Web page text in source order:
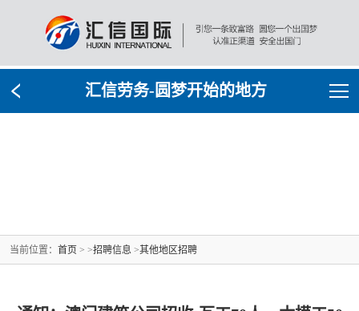
汇信劳务-圆梦开始的地方
当前位置： 首页 > >招聘信息 >其他地区招聘